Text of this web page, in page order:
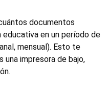
documentos
en un período de
mensual). Esto te
una impresora de bajo,